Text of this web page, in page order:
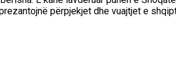
përpjekjet dhe vuajtjet e